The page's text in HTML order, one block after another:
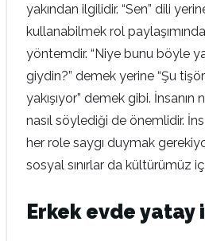
yakından ilgilidir. “Sen” dili
kullanabilmek rol
yöntemdir. “Niye bunu böyle
giydin?” demek yerine “Şu
yakışıyor” demek gibi. İnsanın
nasıl söylediği de önemlidir.
her role saygı duymak
sosyal sınırlar da kültürümüz
Erkek evde yatay